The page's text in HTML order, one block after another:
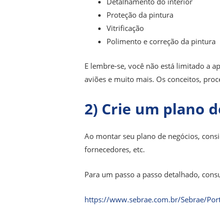
Proteção da pintura
Vitrificação
Polimento e correção da pintura
E lembre-se, você não está limitado a
aviões e muito mais. Os conceitos,
2) Crie um plano
Ao montar seu plano de negócios,
fornecedores, etc.
Para um passo a passo detalhado,
https://www.sebrae.com.br/Sebrae/